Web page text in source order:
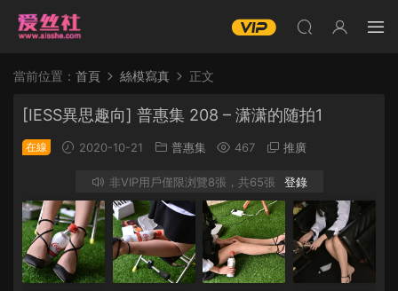
當前位置： 首頁 絲模寫真 正文
[IESS異思趣向] 普惠集 208 – 潇潇的随拍1
在線 2020-10-21 普惠集 467 推廣
非VIP用戶僅限浏覽8張，共65張 登錄